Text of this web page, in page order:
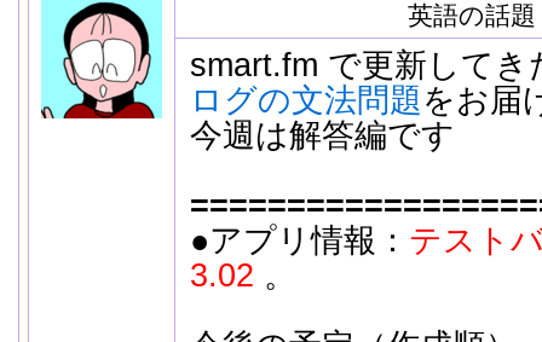
英語の話題
smart.fm で更新してき
ログの文法問題をお届
今週は解答編です
●アプリ情報： テスト
3.02 。